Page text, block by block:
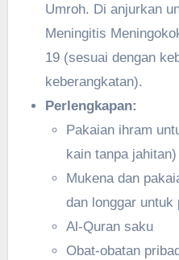
Umroh. Di anjurkan
Meningitis
19 (sesuai dengan
keberangkatan).
Perlengkapan:
Pakaian ihram
kain tanpa jahitan)
Mukena dan
dan longgar untuk
Al-Quran saku
Obat-obatan